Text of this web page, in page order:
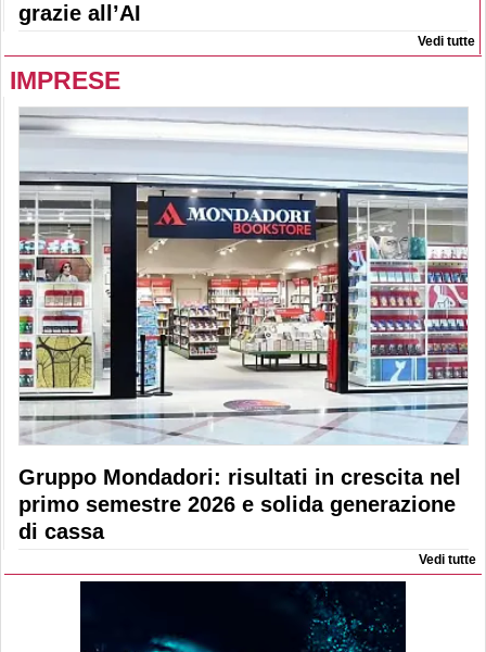
grazie all’AI
Vedi tutte
IMPRESE
Gruppo Mondadori: risultati in crescita nel
primo semestre 2026 e solida generazione
di cassa
Vedi tutte